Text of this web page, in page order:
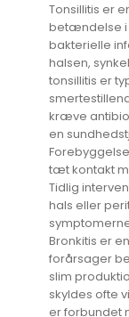
Tonsillitis er
betændelse i
bakterielle
halsen,
tonsillitis er
kræve
en
tæt kontakt
Tidlig
hals eller
Bronkitis er
forårsager
slim
skyldes ofte
er forbundet